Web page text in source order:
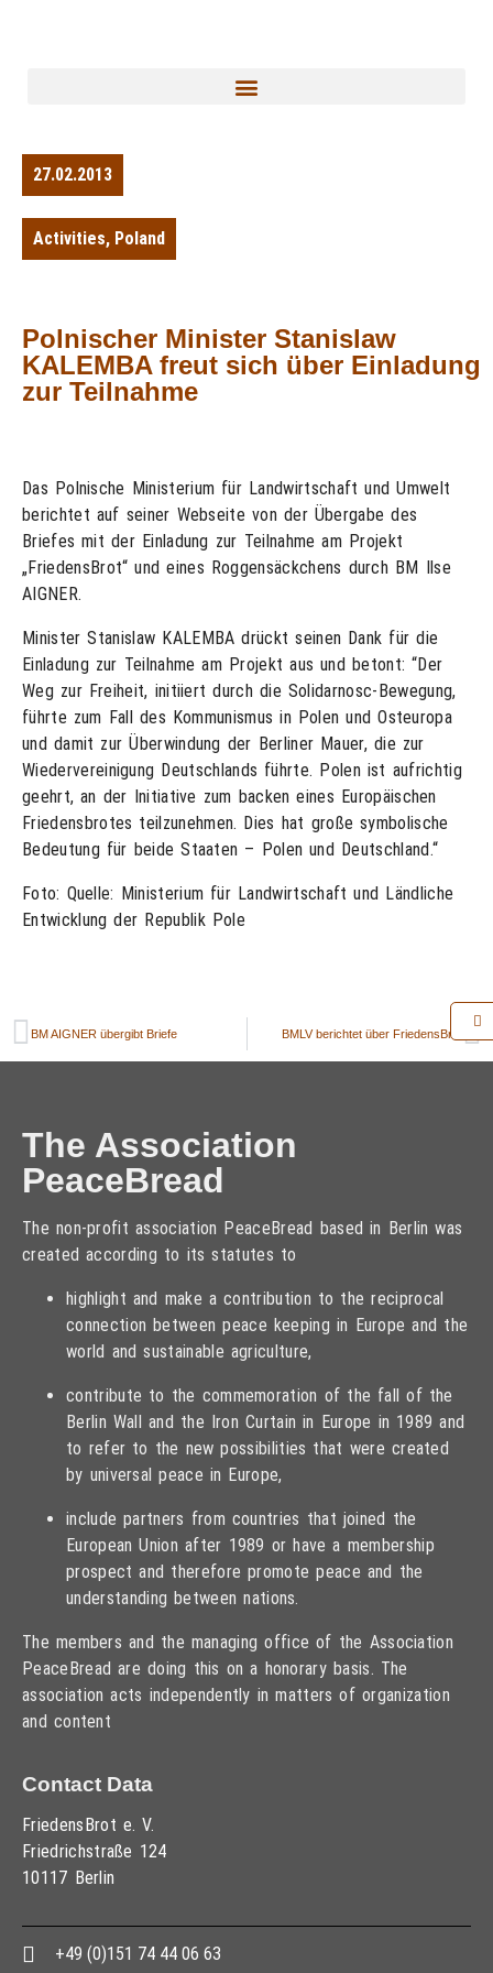
27.02.2013
Activities, Poland
Polnischer Minister Stanislaw
KALEMBA freut sich über Einladung
zur Teilnahme
Das Polnische Ministerium für Landwirtschaft und Umwelt
berichtet auf seiner Webseite von der Übergabe des
Briefes mit der Einladung zur Teilnahme am Projekt
„FriedensBrot“ und eines Roggensäckchens durch BM Ilse
AIGNER.
Minister Stanislaw KALEMBA drückt seinen Dank für die
Einladung zur Teilnahme am Projekt aus und betont: “Der
Weg zur Freiheit, initiiert durch die Solidarnosc-Bewegung,
führte zum Fall des Kommunismus in Polen und Osteuropa
und damit zur Überwindung der Berliner Mauer, die zur
Wiedervereinigung Deutschlands führte. Polen ist aufrichtig
geehrt, an der Initiative zum backen eines Europäischen
Friedensbrotes teilzunehmen. Dies hat große symbolische
Bedeutung für beide Staaten – Polen und Deutschland.“
Foto: Quelle: Ministerium für Landwirtschaft und Ländliche
Entwicklung der Republik Pole
BM AIGNER übergibt Briefe BMLV berichtet über FriedensBrot
The Association
PeaceBread
The non-profit association PeaceBread based in Berlin was
created according to its statutes to
highlight and make a contribution to the reciprocal
connection between peace keeping in Europe and the
world and sustainable agriculture,
contribute to the commemoration of the fall of the
Berlin Wall and the Iron Curtain in Europe in 1989 and
to refer to the new possibilities that were created
by universal peace in Europe,
include partners from countries that joined the
European Union after 1989 or have a membership
prospect and therefore promote peace and the
understanding between nations.
The members and the managing office of the Association
PeaceBread are doing this on a honorary basis. The
association acts independently in matters of organization
and content
Contact Data
FriedensBrot e. V.
Friedrichstraße 124
10117 Berlin
+49 (0)151 74 44 06 63